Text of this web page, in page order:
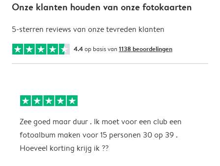
Onze klanten houden van onze fotokaarten
5-sterren reviews van onze tevreden klanten
4.4op basis van 1138 beoordelingen
Zee goed maar duur . Ik moet voor een club een
fotoalbum maken voor 15 personen 30 op 39 .
Hoeveel korting krijg ik ??